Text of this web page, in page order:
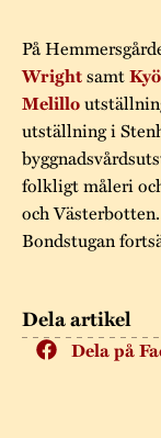
Dela artikel
Dela på
På
Wrightsamt
Melillo
utställning i
folkligt måleri
och
Bondstugan